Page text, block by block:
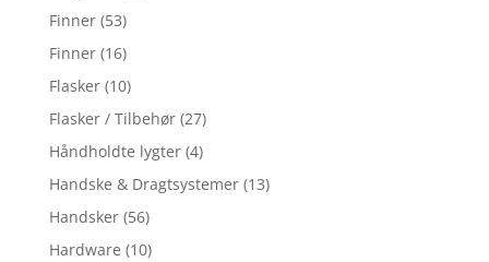
Finner (53)
Finner (16)
Flasker (10)
Flasker / Tilbehør (27)
Håndholdte lygter (4)
Handske & Dragtsystemer (13)
Handsker (56)
Hardware (10)